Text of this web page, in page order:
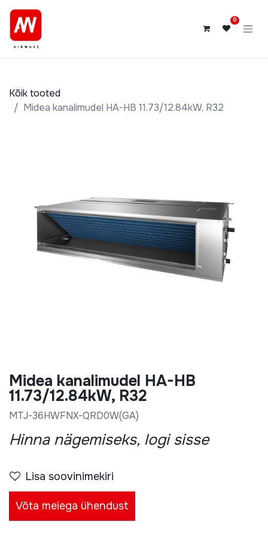
0
Kõik tooted
Midea kanalimudel HA-HB 11.73/12.84kW, R32
Midea kanalimudel HA-HB
11.73/12.84kW, R32
MTJ-36HWFNX-QRD0W(GA)
Hinna nägemiseks, logi sisse
Lisa soovinimekiri
Võta meiega ühendust